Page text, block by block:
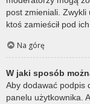
post zmieniali.
ktoś zamieścił pod
Na górę
W jaki sposób
Aby dodawać podpis
panelu użytkownika.